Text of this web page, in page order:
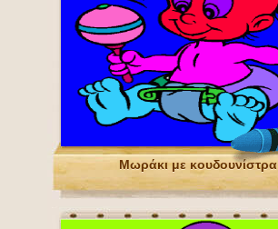
Μωράκι με κουδουνίστρα